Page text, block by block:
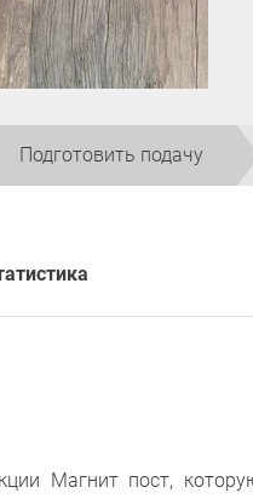
Подготовить подачу
Магнит пост,